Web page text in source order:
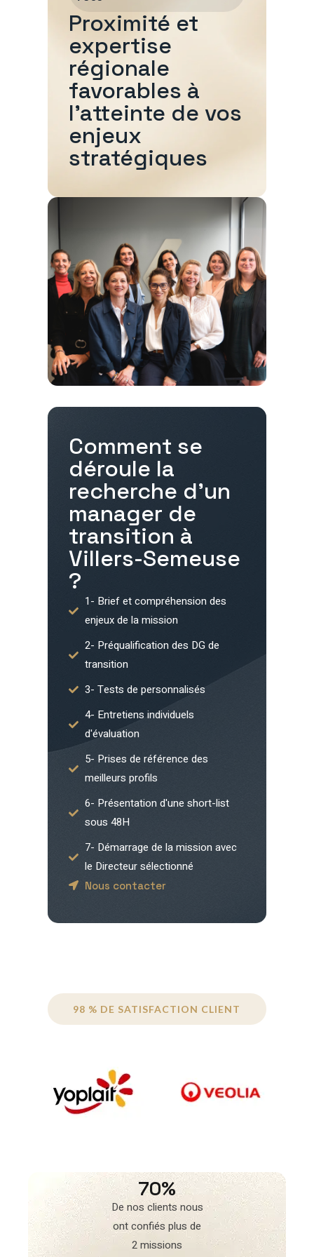
Comment se
déroule la
recherche d'un
manager de
transition à
Villers-Semeuse
?
1- Brief et compréhension des
enjeux de la mission
2- Préqualification des DG de
transition
3- Tests de personnalisés
4- Entretiens individuels
d'évaluation
5- Prises de référence des
meilleurs profils
6- Présentation d'une short-list
sous 48H
7- Démarrage de la mission avec
le Directeur sélectionné
Nous contacter
Proximité et
expertise
régionale
favorables à
l'atteinte de vos
enjeux
stratégiques
98 % DE SATISFACTION CLIENT
70%
De nos clients nous
ont confiés plus de
2 missions